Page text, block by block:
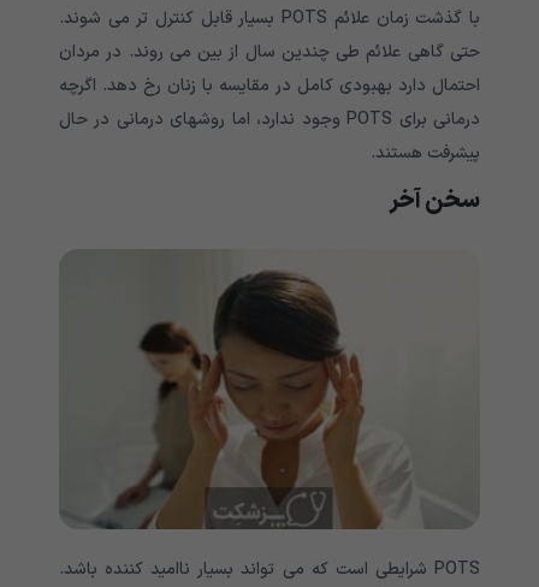
با گذشت زمان علائم POTS بسیار قابل کنترل تر می شوند.
حتی گاهی علائم طی چندین سال از بین می روند. در مردان
احتمال دارد بهبودی کامل در مقایسه با زنان رخ دهد. اگرچه
درمانی برای POTS وجود ندارد، اما روشهای درمانی در حال
پیشرفت هستند.
سخن آخر
POTS شرایطی است که می تواند بسیار ناامید کننده باشد.